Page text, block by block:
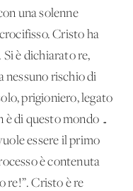
una solenne
Cristo ha
è dichiarato re,
nessuno rischio di
prigioniero, legato
è di questo mondo …
essere il primo
è contenuta
re!”. Cristo è re